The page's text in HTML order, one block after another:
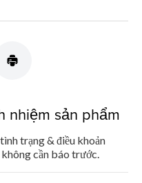
nhiệm sản phẩm
trạng & điều khoản
cần báo trước.